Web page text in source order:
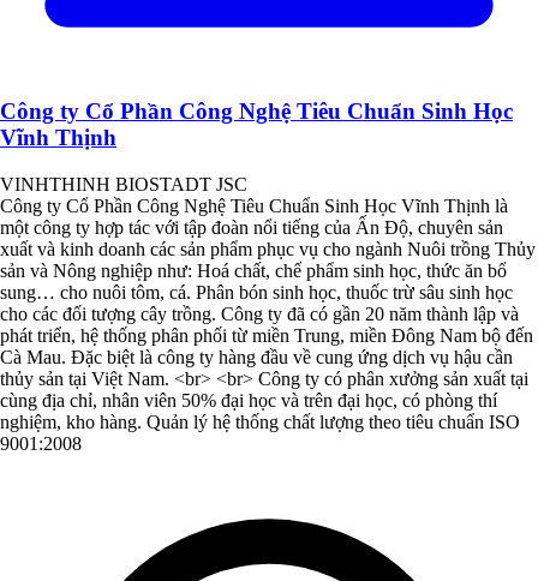
Công ty Cổ Phần Công Nghệ Tiêu Chuẩn Sinh Học
Vĩnh Thịnh
VINHTHINH BIOSTADT JSC
Công ty Cổ Phần Công Nghệ Tiêu Chuẩn Sinh Học Vĩnh Thịnh là
một công ty hợp tác với tập đoàn nổi tiếng của Ấn Độ, chuyên sản
xuất và kinh doanh các sản phẩm phục vụ cho ngành Nuôi trồng Thủy
sản và Nông nghiệp như: Hoá chất, chế phẩm sinh học, thức ăn bổ
sung… cho nuôi tôm, cá. Phân bón sinh học, thuốc trừ sâu sinh học
cho các đối tượng cây trồng. Công ty đã có gần 20 năm thành lập và
phát triển, hệ thống phân phối từ miền Trung, miền Đông Nam bộ đến
Cà Mau. Đặc biệt là công ty hàng đầu về cung ứng dịch vụ hậu cần
thủy sản tại Việt Nam. <br> <br> Công ty có phân xưởng sản xuất tại
cùng địa chỉ, nhân viên 50% đại học và trên đại học, có phòng thí
nghiệm, kho hàng. Quản lý hệ thống chất lượng theo tiêu chuẩn ISO
9001:2008